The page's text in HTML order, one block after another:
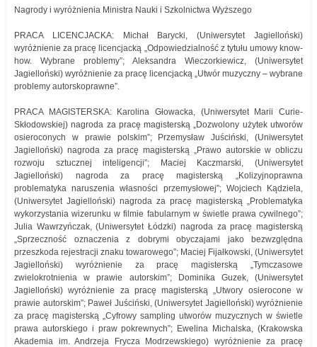
Nagrody i wyróżnienia Ministra Nauki i Szkolnictwa Wyższego
PRACA LICENCJACKA: Michał Barycki, (Uniwersytet Jagielloński)
wyróżnienie za pracę licencjacką „Odpowiedzialność z tytułu umowy know-
how. Wybrane problemy”; Aleksandra Wieczorkiewicz, (Uniwersytet
Jagielloński) wyróżnienie za pracę licencjacką „Utwór muzyczny – wybrane
problemy autorskoprawne”.
PRACA MAGISTERSKA: Karolina Głowacka, (Uniwersytet Marii Curie-
Skłodowskiej) nagroda za pracę magisterską „Dozwolony użytek utworów
osieroconych w prawie polskim”; Przemysław Juściński, (Uniwersytet
Jagielloński) nagroda za pracę magisterską „Prawo autorskie w obliczu
rozwoju sztucznej inteligencji”; Maciej Kaczmarski, (Uniwersytet
Jagielloński) nagroda za pracę magisterską „Kolizyjnoprawna
problematyka naruszenia własności przemysłowej”; Wojciech Kądziela,
(Uniwersytet Jagielloński) nagroda za pracę magisterską „Problematyka
wykorzystania wizerunku w filmie fabularnym w świetle prawa cywilnego”;
Julia Wawrzyńczak, (Uniwersytet Łódzki) nagroda za pracę magisterską
„Sprzeczność oznaczenia z dobrymi obyczajami jako bezwzględna
przeszkoda rejestracji znaku towarowego”; Maciej Fijałkowski, (Uniwersytet
Jagielloński) wyróżnienie za pracę magisterską „Tymczasowe
zwielokrotnienia w prawie autorskim”; Dominika Guzek, (Uniwersytet
Jagielloński) wyróżnienie za pracę magisterską „Utwory osierocone w
prawie autorskim”; Paweł Juściński, (Uniwersytet Jagielloński) wyróżnienie
za pracę magisterską „Cyfrowy sampling utworów muzycznych w świetle
prawa autorskiego i praw pokrewnych”; Ewelina Michalska, (Krakowska
Akademia im. Andrzeja Frycza Modrzewskiego) wyróżnienie za pracę